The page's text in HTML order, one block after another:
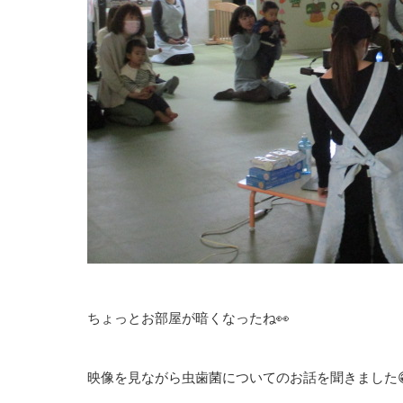
ちょっとお部屋が暗くなったね👀
映像を見ながら虫歯菌についてのお話を聞きました